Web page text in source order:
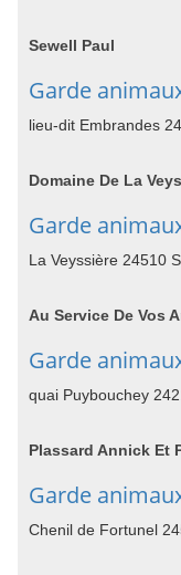
Sewell Paul
Garde
lieu-dit Embrandes
Domaine De La
Garde
La Veyssière 24510
Au Service De Vos
Garde
quai Puybouchey
Plassard Annick Et
Garde
Chenil de Fortunel